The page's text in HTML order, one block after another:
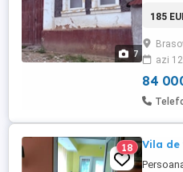
7
Brașov
minute
185
azi
84
18 Vila de